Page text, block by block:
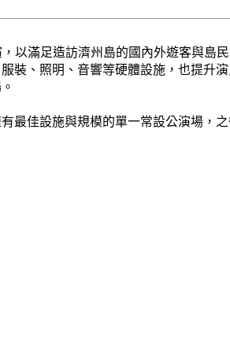
以滿足造訪濟州島的國內外遊客與島
裝、照明、音響等硬體設施，也提升
最佳設施與規模的單一常設公演場，